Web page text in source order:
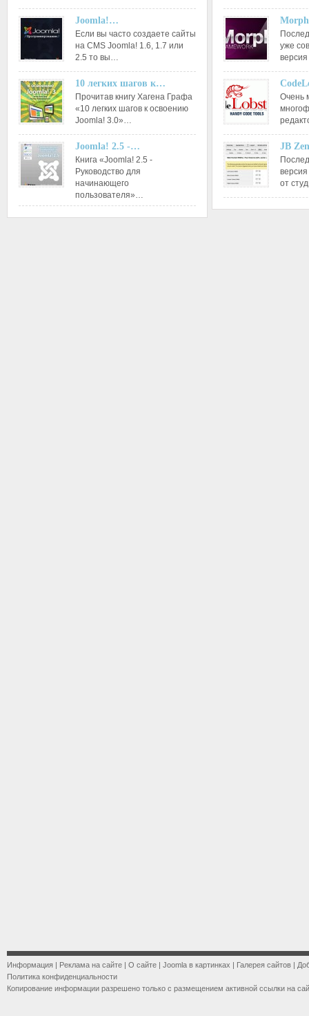
Joomla!…
Если вы часто создаете сайты
на CMS Joomla! 1.6, 1.7 или
2.5 то вы…
10 легких шагов к…
Прочитав книгу Хагена Графа
«10 легких шагов к освоению
Joomla! 3.0»…
Joomla! 2.5 -…
Книга «Joomla! 2.5 -
Руководство для
начинающего
пользователя»…
уже
Очень
JB
от
Информация | Реклама на сайте | О сайте | Joomla в картинках | Галерея сайтов |
Политика конфиденциальности
Копирование информации разрешено только с размещением активной ссылки на